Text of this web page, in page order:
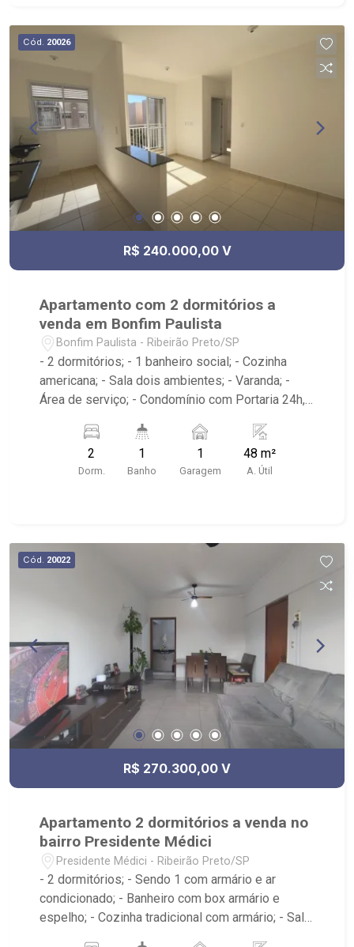
Cód. 20026
R$ 240.000,00 V
Apartamento com 2 dormitórios a
venda em Bonfim Paulista
Bonfim Paulista - Ribeirão Preto/SP
- 2 dormitórios; - 1 banheiro social; - Cozinha
americana; - Sala dois ambientes; - Varanda; -
Área de serviço; - Condomínio com Portaria 24h,
Próximo à DaniBe FullStore, Bola na Grama
Bonfim, Baterias Batex, supermercado Gricki e
Centro de Bonfim;
2
Dorm.
1
Banho
1
Garagem
48 m²
A. Útil
Cód. 20022
R$ 270.300,00 V
Apartamento 2 dormitórios a venda no
bairro Presidente Médici
Presidente Médici - Ribeirão Preto/SP
- 2 dormitórios; - Sendo 1 com armário e ar
condicionado; - Banheiro com box armário e
espelho; - Cozinha tradicional com armário; - Sala